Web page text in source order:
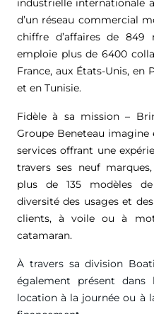
industrielle internationale
d’un réseau commercial
chiffre d’affaires de 849
emploie plus de 6400
France, aux États-Unis, en
et en Tunisie.
Fidèle à sa mission –
Groupe Beneteau
services offrant une
travers ses neuf
plus de 135 modèles
diversité des usages et
clients, à voile ou à
catamaran.
À travers sa division
également présent
location à la journée ou à